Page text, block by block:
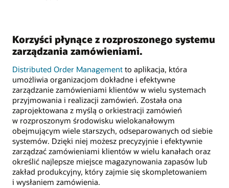
Korzyści płynące z rozproszonego systemu
zarządzania zamówieniami.
Distributed Order Management to aplikacja, która
umożliwia organizacjom dokładne i efektywne
zarządzanie zamówieniami klientów w wielu systemach
przyjmowania i realizacji zamówień. Została ona
zaprojektowana z myślą o orkiestracji zamówień
w rozproszonym środowisku wielokanałowym
obejmującym wiele starszych, odseparowanych od siebie
systemów. Dzięki niej możesz precyzyjnie i efektywnie
zarządzać zamówieniami klientów w wielu kanałach oraz
określić najlepsze miejsce magazynowania zapasów lub
zakład produkcyjny, który zajmie się skompletowaniem
i wysłaniem zamówienia.